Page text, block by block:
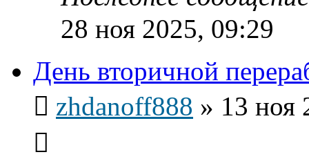
28 ноя 2025, 09:29
День вторичной
zhdanoff888 » 13 ноя